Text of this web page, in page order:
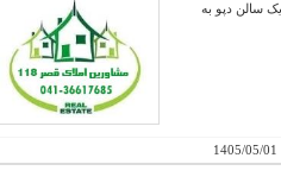
با کاربری غذایی دارای یک سالن سوله اصلی به مساحت 3000 متر و یک سالن دپو به
1405/05/01